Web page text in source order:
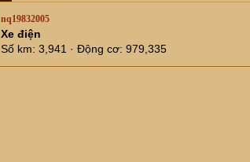
nq19832005
Xe điện
Số km 3,941 Động cơ 979,335